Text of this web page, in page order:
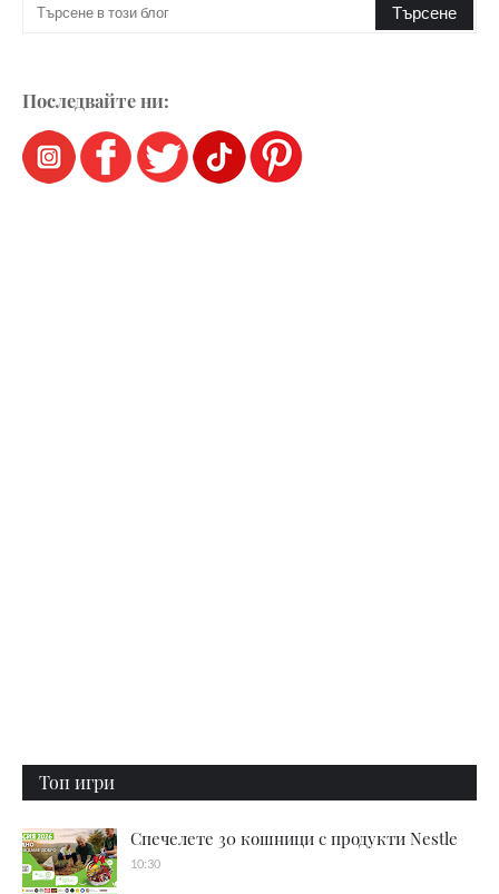
Последвайте ни:
Топ игри
Спечелете 30 кошници с продукти Nestle
10:30